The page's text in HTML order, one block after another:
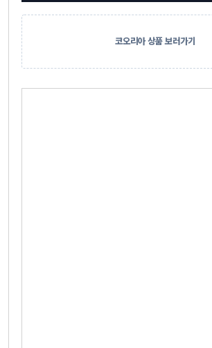
코오리아 상품 보러가기